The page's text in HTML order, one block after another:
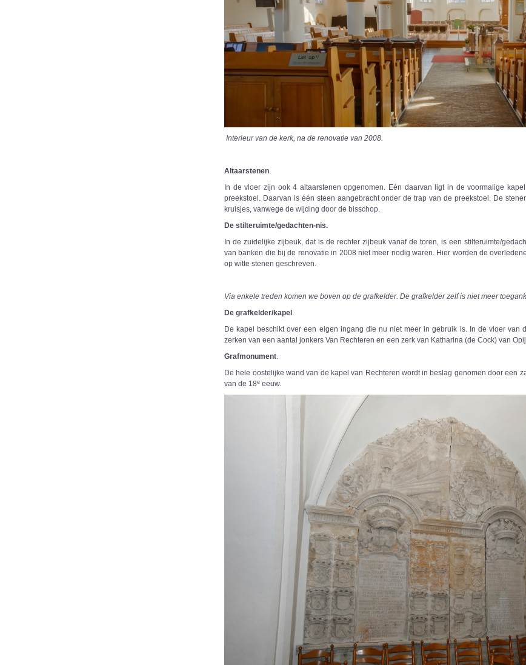
Interieur van de kerk, na de renovatie van 2008.
Altaarstenen.
In de vloer zijn ook 4 altaarstenen opgenomen. Eén daarvan ligt in de voormalige
preekstoel. Daarvan is één steen aangebracht onder de trap van de preekstoel. De
kruisjes, vanwege de wijding door de bisschop.
De stilteruimte/gedachten-nis.
In de zuidelijke zijbeuk, dat is de rechter zijbeuk vanaf de toren, is een stilteruimte/
van banken die bij de renovatie in 2008 niet meer nodig waren. Hier worden de
op witte stenen geschreven.
Via enkele treden komen we boven op de grafkelder. De grafkelder zelf is niet meer
De grafkelder/kapel .
De kapel beschikt over een eigen ingang die nu niet meer in gebruik is. In de vloer van
zerken van een aantal jonkers Van Rechteren en een zerk van Katharina (de Cock) van
Grafmonument.
De hele oostelijke wand van de kapel van Rechteren wordt in beslag genomen door een
van de 18e eeuw.